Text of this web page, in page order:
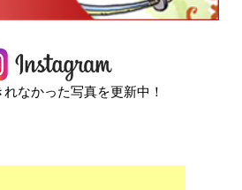
なかった写真を更新中！